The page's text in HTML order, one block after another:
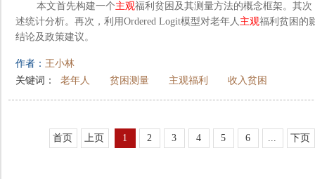
本文首先构建一个主观福利贫困及其测量方法的概念框架。其
述统计分析。再次，利用Ordered Logit模型对老年人 主观福利贫困的
结论及政策建议。
作者： 王小林
关键词：
老年人 贫困测量 主观福利 收入贫困
首页 上页 1 2 3 4 5 6 ... 下页